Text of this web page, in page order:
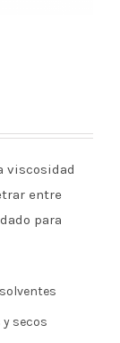
viscosidad
entre
para
y secos